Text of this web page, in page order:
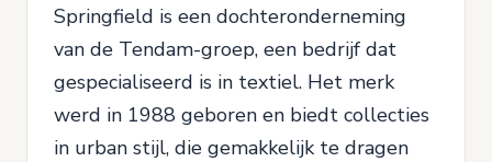
Springfield is een dochteronderneming
van de Tendam-groep, een bedrijf dat
gespecialiseerd is in textiel. Het merk
werd in 1988 geboren en biedt collecties
in urban stijl, die gemakkelijk te dragen